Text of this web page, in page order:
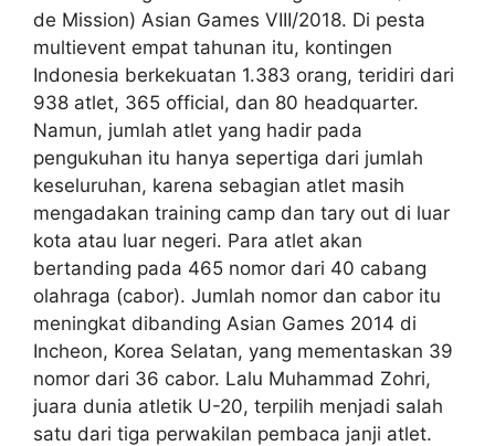
de Mission) Asian Games VIII/2018. Di pesta
multievent empat tahunan itu, kontingen
Indonesia berkekuatan 1.383 orang, teridiri dari
938 atlet, 365 official, dan 80 headquarter.
Namun, jumlah atlet yang hadir pada
pengukuhan itu hanya sepertiga dari jumlah
keseluruhan, karena sebagian atlet masih
mengadakan training camp dan tary out di luar
kota atau luar negeri. Para atlet akan
bertanding pada 465 nomor dari 40 cabang
olahraga (cabor). Jumlah nomor dan cabor itu
meningkat dibanding Asian Games 2014 di
Incheon, Korea Selatan, yang mementaskan 39
nomor dari 36 cabor. Lalu Muhammad Zohri,
juara dunia atletik U-20, terpilih menjadi salah
satu dari tiga perwakilan pembaca janji atlet.